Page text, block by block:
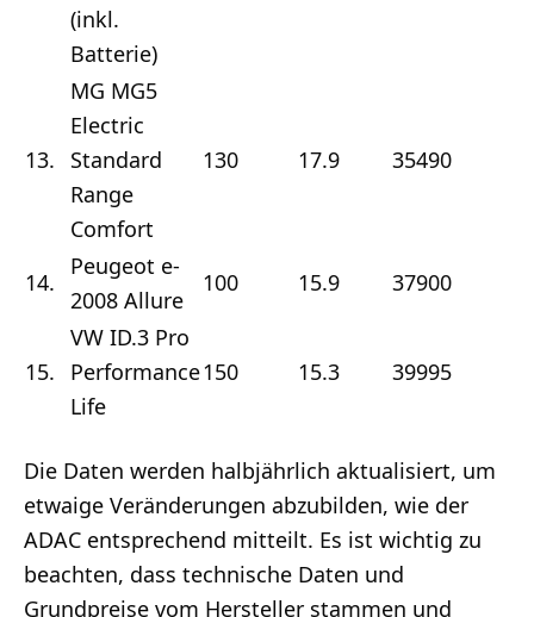
(inkl.
Batterie)
13.
MG MG5
Electric
Standard
Range
Comfort
130 17.9 35490
14.
Peugeot e-
2008 Allure
100 15.9 37900
15.
VW ID.3 Pro
Performance
Life
150 15.3 39995
Die Daten werden halbjährlich aktualisiert, um
etwaige Veränderungen abzubilden, wie der
ADAC entsprechend mitteilt. Es ist wichtig zu
beachten, dass technische Daten und
Grundpreise vom Hersteller stammen und